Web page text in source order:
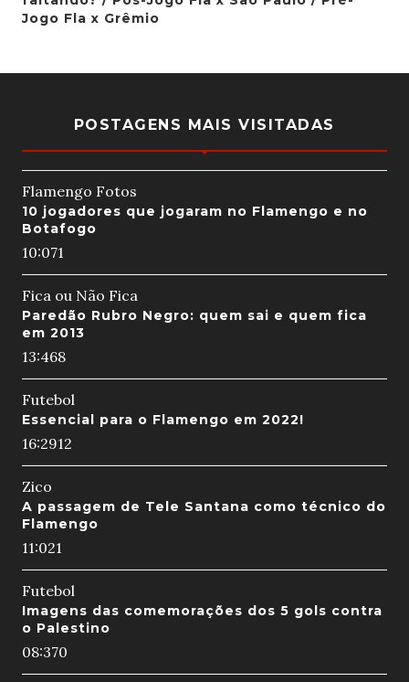
Jogo Fla x Grêmio
POSTAGENS MAIS VISITADAS
Flamengo Fotos
10 jogadores que jogaram no Flamengo e no
Botafogo
10:071
Fica ou Não Fica
Paredão Rubro Negro: quem sai e quem fica
em 2013
13:468
Futebol
Essencial para o Flamengo em 2022!
16:2912
Zico
A passagem de Tele Santana como técnico do
Flamengo
11:021
Futebol
Imagens das comemorações dos 5 gols contra
o Palestino
08:370